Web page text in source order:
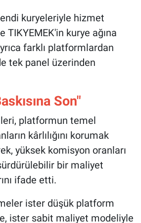
kuryeleriyle hizmet
TIKYEMEK'in kurye ağına
farklı platformlardan
tek panel üzerinden
Son"
platformun temel
kârlılığını korumak
yüksek komisyon oranları
bir maliyet
ifade etti.
ister düşük platform
ister sabit maliyet modeliyle